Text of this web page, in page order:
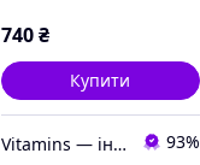
740 ₴
Купити
Vitamins — інтернет-магазин вітамінів та мінералів 93%